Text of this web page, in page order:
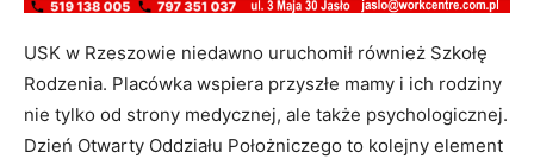
USK w Rzeszowie niedawno uruchomił również Szkołę
Rodzenia. Placówka wspiera przyszłe mamy i ich rodziny
nie tylko od strony medycznej, ale także psychologicznej.
Dzień Otwarty Oddziału Położniczego to kolejny element